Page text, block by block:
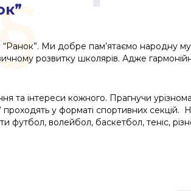
Ми добре пам’ятаємо народну
розвитку школярів. Адже
та інтереси кожного. Прагнучи
у форматі спортивних секцій.
волейбол, баскетбол, теніс,